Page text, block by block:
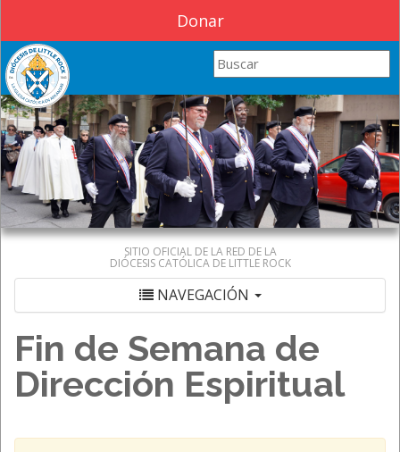
Donar
Search this site
SITIO OFICIAL DE LA RED DE LA
DIÓCESIS CATÓLICA DE LITTLE ROCK
NAVEGACIÓN
Fin de Semana de
Dirección Espiritual